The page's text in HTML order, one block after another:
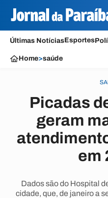
Últimas NotíciasEsportes
Home>saúde
Picadas
geram
em
Dados são do Hospital
cidade, que, de janeiro a